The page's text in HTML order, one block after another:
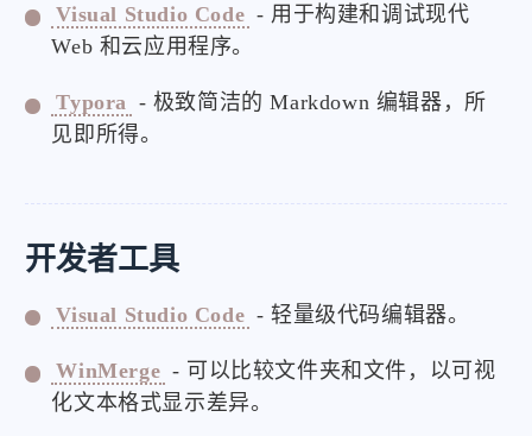
Visual Studio Code - 用于构建和调试现代
Web 和云应用程序。
Typora - 极致简洁的 Markdown 编辑器，所
见即所得。
开发者工具
Visual Studio Code - 轻量级代码编辑器。
WinMerge - 可以比较文件夹和文件，以可视
化文本格式显示差异。